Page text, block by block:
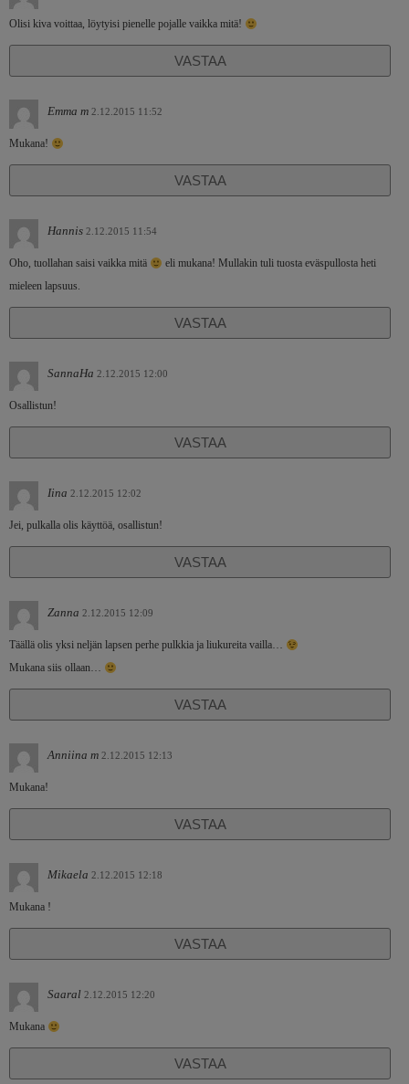
Olisi kiva voittaa, löytyisi pienelle pojalle vaikka mitä!
VASTAA
Emma m 2.12.2015 11:52
Mukana!
VASTAA
Hannis 2.12.2015 11:54
Oho, tuollahan saisi vaikka mitä
eli mukana! Mullakin tuli tuosta eväspullosta heti
mieleen lapsuus.
VASTAA
SannaHa 2.12.2015 12:00
Osallistun!
VASTAA
Iina 2.12.2015 12:02
Jei, pulkalla olis käyttöä, osallistun!
VASTAA
Zanna 2.12.2015 12:09
Täällä olis yksi neljän lapsen perhe pulkkia ja liukureita vailla…
Mukana siis ollaan…
VASTAA
Anniina m 2.12.2015 12:13
Mukana!
VASTAA
Mikaela 2.12.2015 12:18
Mukana !
VASTAA
Saaral 2.12.2015 12:20
Mukana
VASTAA